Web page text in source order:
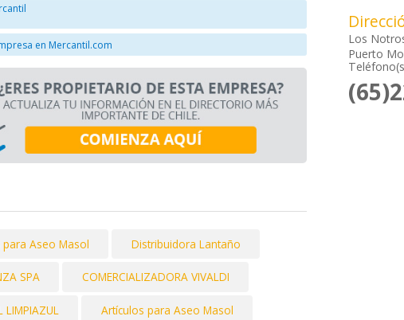
en Mercantil.com
para Aseo Masol Distribuidora Lantaño
SPA COMERCIALIZADORA VIVALDI
LIMPIAZUL Artículos para Aseo Masol
Los
Puerto